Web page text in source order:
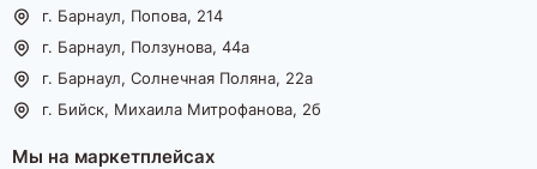
г. Барнаул, Попова, 214
г. Барнаул, Ползунова, 44а
г. Барнаул, Солнечная Поляна, 22а
г. Бийск, Михаила Митрофанова, 2б
Мы на маркетплейсах